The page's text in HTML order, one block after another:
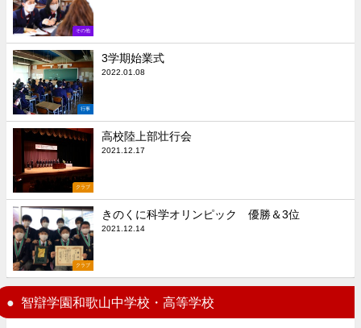
その他
行事
3学期始業式
2022.01.08
クラブ
高校陸上部壮行会
2021.12.17
クラブ
きのくに科学オリンピック 優勝＆3位
2021.12.14
智辯学園和歌山中学校・高等学校